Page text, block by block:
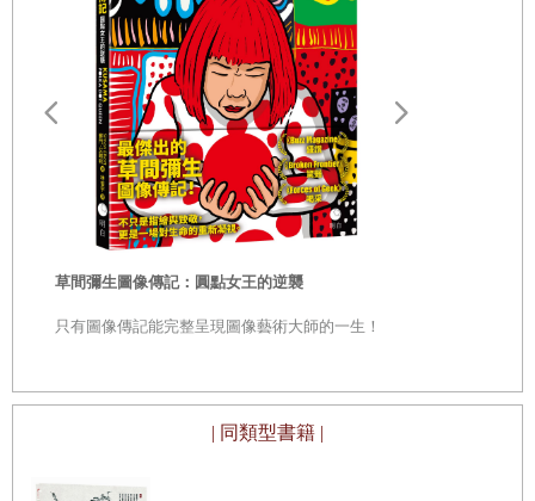
‧細節的使用原則
‧過場轉換
‧聲波設計
‧封閉式和開放式
‧凹凸式構圖
‧前奏與結尾
草間彌生圖像傳記：圓點女王的逆襲
只有圖像傳記能完整呈現圖像藝術大師的一生！
| 同類型書籍 |